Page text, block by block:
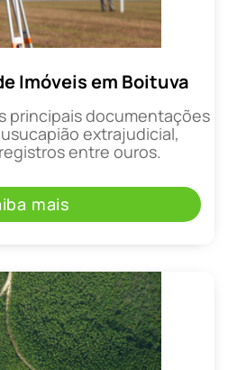
Imóveis em Boituva
principais documentações
extrajudicial,
entre ouros.
mais